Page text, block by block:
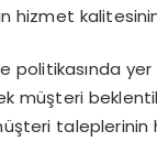
hizmet
politikasında
müşteri
taleplerinin